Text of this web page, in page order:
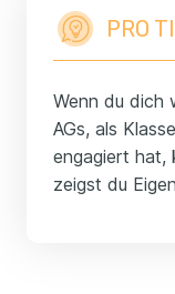
PRO
Wenn du dich
AGs, als
engagiert hat,
zeigst du